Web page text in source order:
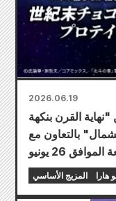
2026.06.19
القرن بنكهة
بالتعاون مع
المزيج الأساسي هارا